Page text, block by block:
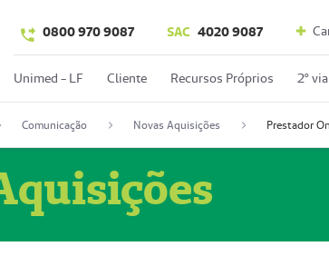
0800 970 9087 SAC 4020 9087
Unimed - LF Cliente Recursos Próprios 2º
Comunicação Novas Aquisições